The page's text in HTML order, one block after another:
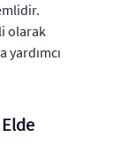
olarak
yardımcı